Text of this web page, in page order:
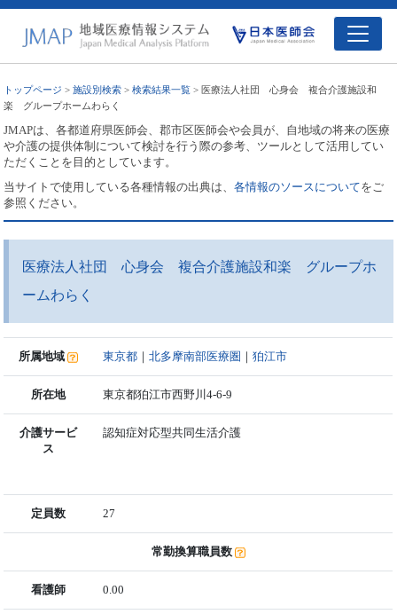
トップページ >施設別検索 >検索結果一覧 > 医療法人社団 心身会 複合介護施設和
楽 グループホームわらく
JMAPは、各都道府県医師会、郡市区医師会や会員が、自地域の将来の医療
や介護の提供体制について検討を行う際の参考、ツールとして活用してい
ただくことを目的としています。
当サイトで使用している各種情報の出典は、各情報のソースについてをご
参照ください。
医療法人社団 心身会 複合介護施設和楽 グループホ
ームわらく
所属地域 東京都 ｜北多摩南部医療圏 ｜狛江市
所在地 東京都狛江市西野川4-6-9
介護サービ
ス
認知症対応型共同生活介護
定員数 27
常勤換算職員数
看護師 0.00